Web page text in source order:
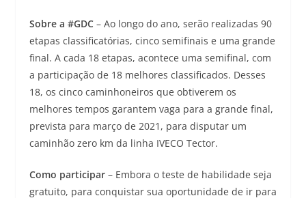
Sobre a #GDC– Ao longo do ano, serão realizadas 90
etapas classificatórias, cinco semifinais e uma grande
final. A cada 18 etapas, acontece uma semifinal, com
a participação de 18 melhores classificados. Desses
18, os cinco caminhoneiros que obtiverem os
melhores tempos garantem vaga para a grande final,
prevista para março de 2021, para disputar um
caminhão zero km da linha IVECO Tector.
Como participar– Embora o teste de habilidade seja
gratuito, para conquistar sua oportunidade de ir para